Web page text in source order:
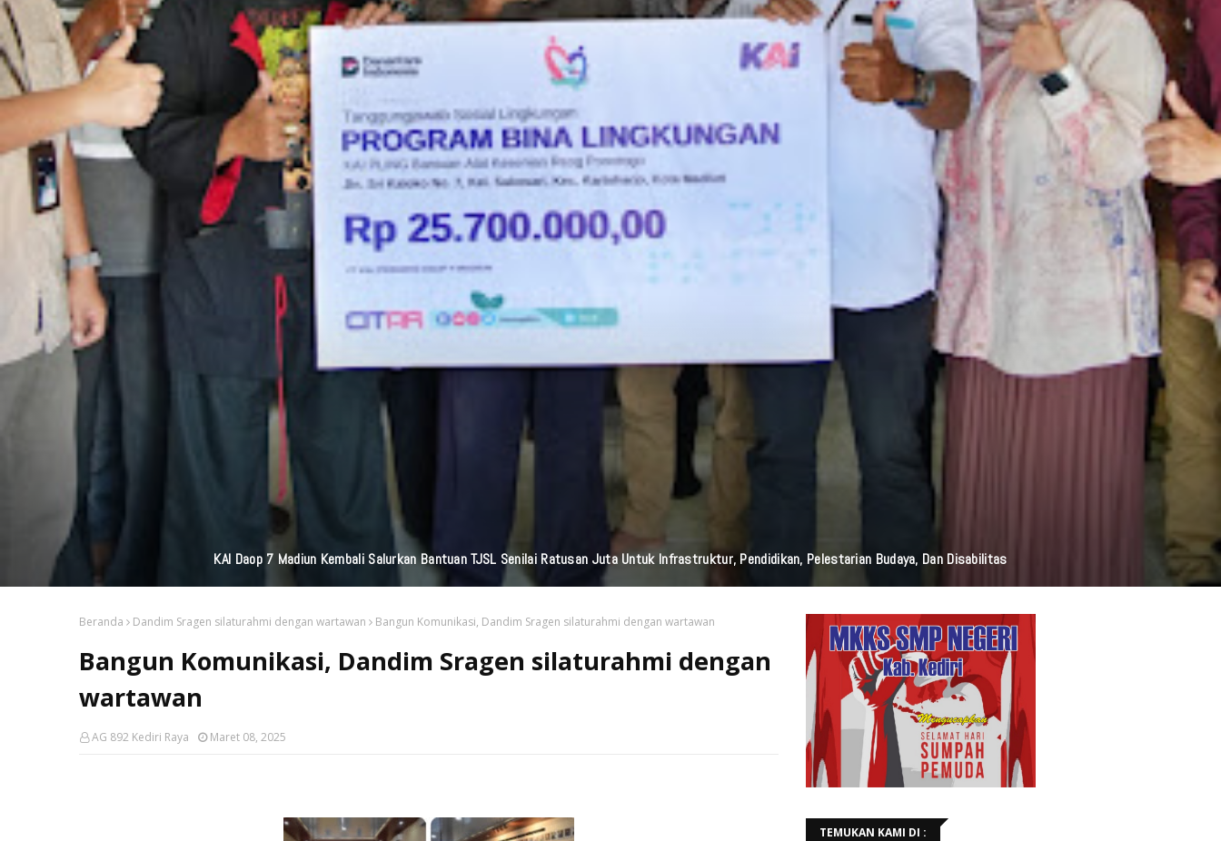
KAI Daop 7 Madiun Kembali Salurkan Bantuan TJSL Senilai Ratusan Juta Untuk Infrastruktur, Pendidikan, Pelestarian Budaya, Dan Disabilitas
Beranda Dandim Sragen silaturahmi dengan wartawan Bangun Komunikasi, Dandim Sragen silaturahmi dengan wartawan
Bangun Komunikasi, Dandim Sragen silaturahmi dengan
wartawan
AG 892 Kediri Raya Maret 08, 2025
TEMUKAN KAMI DI :